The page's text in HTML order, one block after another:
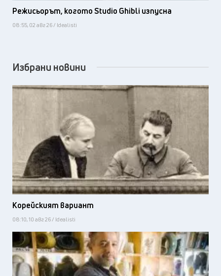
Режисьорът, когото Studio Ghibli изпусна
08:55, 02 авг 26 / Idealisti
Избрани новини
Корейският вариант
08:10, 10 авг 26 / Idealisti